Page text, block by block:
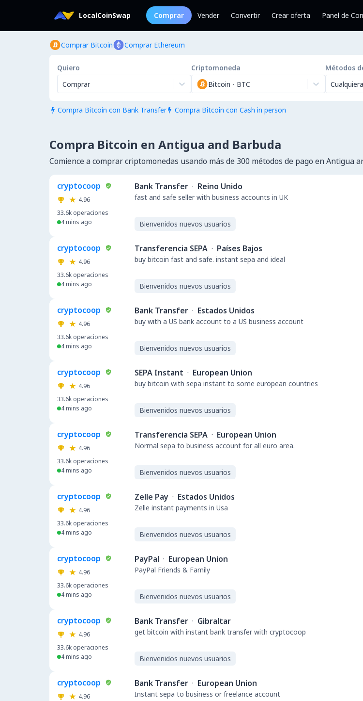
LocalCoinSwap Comprar Vender Convertir Crear oferta Panel de
Comprar Bitcoin Comprar Ethereum
Quiero
Comprar
Criptomoneda
Bitcoin - BTC
Métodos
Cualquiera
 Compra Bitcoin con Bank Transfer  Compra Bitcoin con Cash in person
Compra Bitcoin en Antigua and Barbuda
Comience a comprar criptomonedas usando más de 300 métodos de pago en Antigua
cryptocoop
4.96
33.6k operaciones
4 mins ago
Bank Transfer · Reino Unido
fast and safe seller with business accounts in UK
Bienvenidos nuevos usuarios
cryptocoop
4.96
33.6k operaciones
4 mins ago
Transferencia SEPA · Países Bajos
buy bitcoin fast and safe. instant sepa and ideal
Bienvenidos nuevos usuarios
cryptocoop
4.96
33.6k operaciones
4 mins ago
Bank Transfer · Estados Unidos
buy with a US bank account to a US business account
Bienvenidos nuevos usuarios
cryptocoop
4.96
33.6k operaciones
4 mins ago
SEPA Instant · European Union
buy bitcoin with sepa instant to some european countries
Bienvenidos nuevos usuarios
cryptocoop
4.96
33.6k operaciones
4 mins ago
Transferencia SEPA · European Union
Normal sepa to business account for all euro area.
Bienvenidos nuevos usuarios
cryptocoop
4.96
33.6k operaciones
4 mins ago
Zelle Pay · Estados Unidos
Zelle instant payments in Usa
Bienvenidos nuevos usuarios
cryptocoop
4.96
33.6k operaciones
4 mins ago
PayPal · European Union
PayPal Friends & Family
Bienvenidos nuevos usuarios
cryptocoop
4.96
33.6k operaciones
4 mins ago
Bank Transfer · Gibraltar
get bitcoin with instant bank transfer with cryptocoop
Bienvenidos nuevos usuarios
cryptocoop
4.96
Bank Transfer · European Union
Instant sepa to business or freelance account